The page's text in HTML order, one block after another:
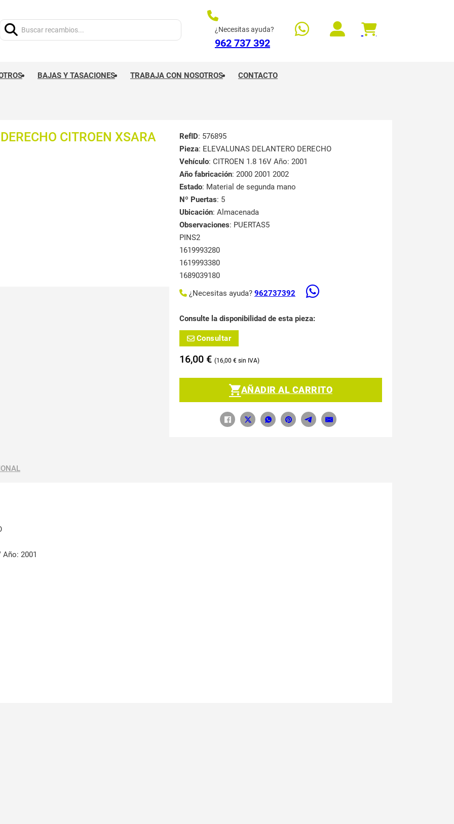
¿Necesitas ayuda?
962 737 392
BAJAS Y TASACIONES TRABAJA CON NOSOTROS CONTACTO
CITROEN XSARA
RefID: 576895
Pieza: ELEVALUNAS DELANTERO DERECHO
Vehículo: CITROEN 1.8 16V Año: 2001
Año fabricación: 2000 2001 2002
Estado: Material de segunda mano
Nº Puertas: 5
Ubicación: Almacenada
Observaciones: PUERTAS5
PINS2
1619993280
1619993380
1689039180
¿Necesitas ayuda? 962737392
Consulte la disponibilidad de esta pieza:
Consultar
16,00 € 16,00 €
AÑADIR AL CARRITO
Año: 2001